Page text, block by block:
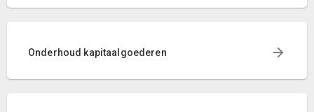
Onderhoud kapitaalgoederen